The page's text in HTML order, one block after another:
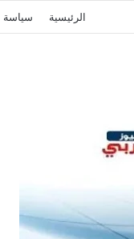
الرئيسية سياسة